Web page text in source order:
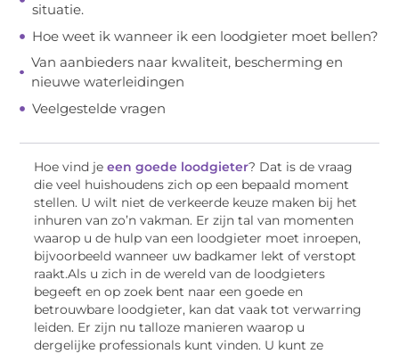
situatie.
Hoe weet ik wanneer ik een loodgieter moet bellen?
Van aanbieders naar kwaliteit, bescherming en
nieuwe waterleidingen
Veelgestelde vragen
Hoe vind jeeen goede loodgieter? Dat is de vraag
die veel huishoudens zich op een bepaald moment
stellen. U wilt niet de verkeerde keuze maken bij het
inhuren van zo’n vakman. Er zijn tal van momenten
waarop u de hulp van een loodgieter moet inroepen,
bijvoorbeeld wanneer uw badkamer lekt of verstopt
raakt.Als u zich in de wereld van de loodgieters
begeeft en op zoek bent naar een goede en
betrouwbare loodgieter, kan dat vaak tot verwarring
leiden. Er zijn nu talloze manieren waarop u
dergelijke professionals kunt vinden. U kunt ze